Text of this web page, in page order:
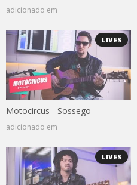
adicionado em
LIVES
Motocircus - Sossego
adicionado em
LIVES